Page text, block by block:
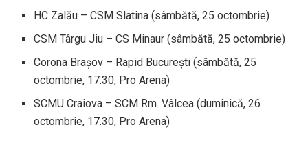
HC Zalău – CSM Slatina (sâmbătă, 25 octombrie)
CSM Târgu Jiu – CS Minaur (sâmbătă, 25 octombrie)
Corona Brașov – Rapid București (sâmbătă, 25
octombrie, 17.30, Pro Arena)
SCMU Craiova – SCM Rm. Vâlcea (duminică, 26
octombrie, 17.30, Pro Arena)